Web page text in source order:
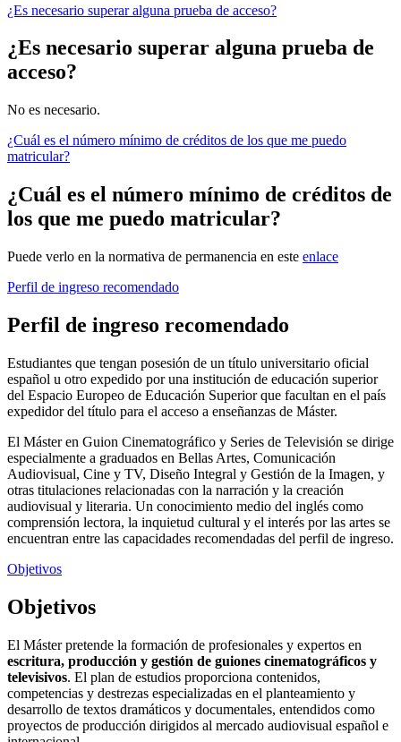
¿Es necesario superar alguna prueba de acceso?
¿Es necesario superar alguna prueba de
acceso?
No es necesario.
¿Cuál es el número mínimo de créditos de los que me puedo
matricular?
¿Cuál es el número mínimo de créditos de
los que me puedo matricular?
Puede verlo en la normativa de permanencia en este enlace
Perfil de ingreso recomendado
Perfil de ingreso recomendado
Estudiantes que tengan posesión de un título universitario oficial
español u otro expedido por una institución de educación superior
del Espacio Europeo de Educación Superior que facultan en el país
expedidor del título para el acceso a enseñanzas de Máster.
El Máster en Guion Cinematográfico y Series de Televisión se dirige
especialmente a graduados en Bellas Artes, Comunicación
Audiovisual, Cine y TV, Diseño Integral y Gestión de la Imagen, y
otras titulaciones relacionadas con la narración y la creación
audiovisual y literaria. Un conocimiento medio del inglés como
comprensión lectora, la inquietud cultural y el interés por las artes se
encuentran entre las capacidades recomendadas del perfil de ingreso.
Objetivos
Objetivos
El Máster pretende la formación de profesionales y expertos en
escritura, producción y gestión de guiones cinematográficos y
televisivos. El plan de estudios proporciona contenidos,
competencias y destrezas especializadas en el planteamiento y
desarrollo de textos dramáticos y documentales, entendidos como
proyectos de producción dirigidos al mercado audiovisual español e